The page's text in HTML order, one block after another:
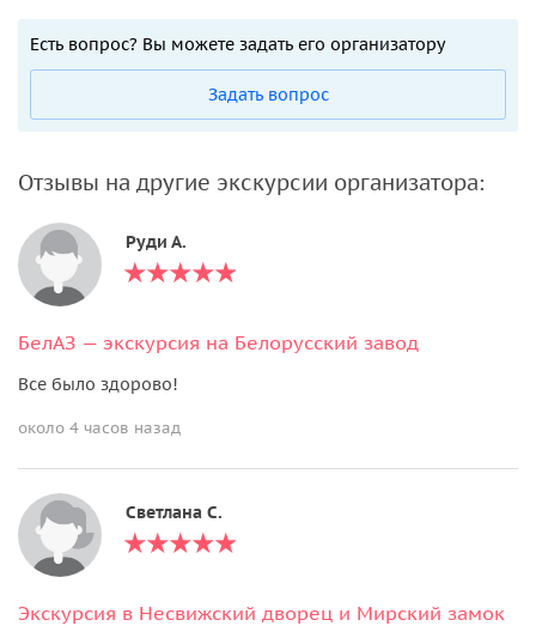
Есть вопрос? Вы можете задать его организатору
Задать вопрос
Отзывы на другие экскурсии организатора:
Руди А.
БелАЗ — экскурсия на Белорусский завод
Все было здорово!
около 4 часов назад
Светлана С.
Экскурсия в Несвижский дворец и Мирский замок